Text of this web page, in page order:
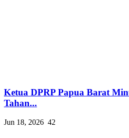
Ketua DPRP Papua Barat
Tahan...
Jun 18, 2026 42